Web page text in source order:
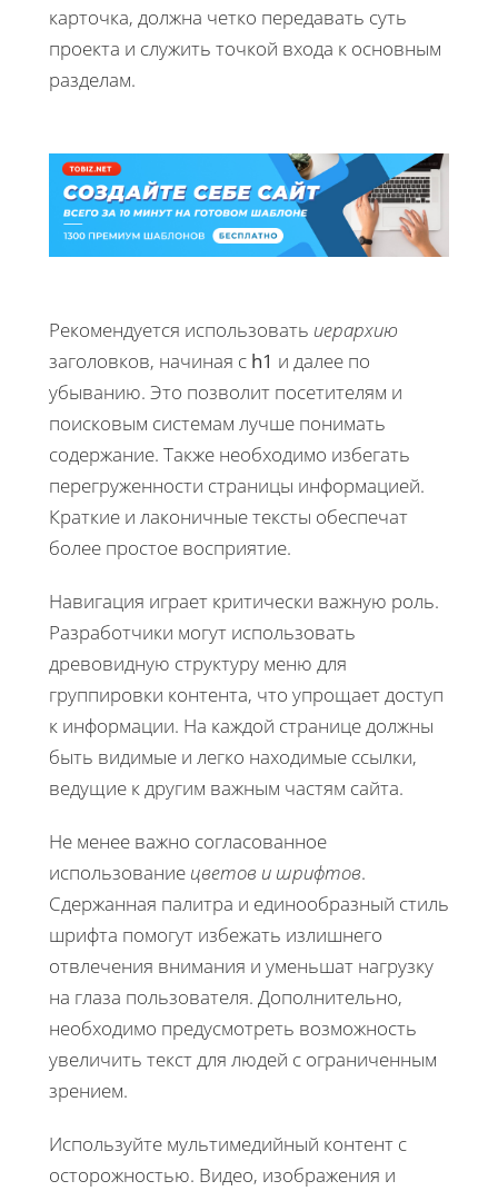
карточка, должна четко передавать суть
проекта и служить точкой входа к основным
разделам.
Рекомендуется использовать иерархию
заголовков, начиная с h1 и далее по
убыванию. Это позволит посетителям и
поисковым системам лучше понимать
содержание. Также необходимо избегать
перегруженности страницы информацией.
Краткие и лаконичные тексты обеспечат
более простое восприятие.
Навигация играет критически важную роль.
Разработчики могут использовать
древовидную структуру меню для
группировки контента, что упрощает доступ
к информации. На каждой странице должны
быть видимые и легко находимые ссылки,
ведущие к другим важным частям сайта.
Не менее важно согласованное
использование цветов и шрифтов.
Сдержанная палитра и единообразный стиль
шрифта помогут избежать излишнего
отвлечения внимания и уменьшат нагрузку
на глаза пользователя. Дополнительно,
необходимо предусмотреть возможность
увеличить текст для людей с ограниченным
зрением.
Используйте мультимедийный контент с
осторожностью. Видео, изображения и